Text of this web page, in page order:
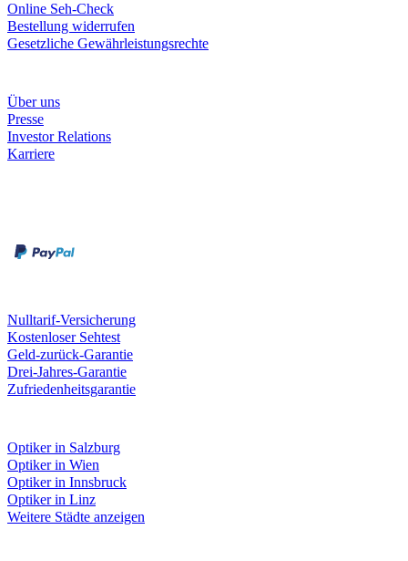
Online Seh-Check
Bestellung widerrufen
Gesetzliche Gewährleistungsrechte
Über uns
Presse
Investor Relations
Karriere
Nulltarif-Versicherung
Kostenloser Sehtest
Geld-zurück-Garantie
Drei-Jahres-Garantie
Zufriedenheitsgarantie
Optiker in Salzburg
Optiker in Wien
Optiker in Innsbruck
Optiker in Linz
Weitere Städte anzeigen